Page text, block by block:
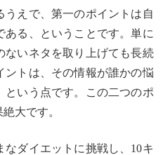
えで、第一のポイントは自
る、ということです。単に
ないネタを取り上げても長続
ントは、その情報が誰かの悩
という点です。この二つのポ
大です。
ダイエットに挑戦し、10キ